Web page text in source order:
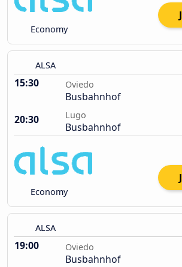
Economy
ALSA
15:30 Oviedo
Busbahnhof
20:30
Lugo
Busbahnhof
Economy
ALSA
19:00 Oviedo
Busbahnhof